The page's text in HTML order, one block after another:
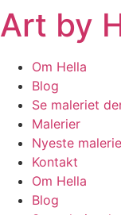
Videre
til
Art by
Om Hella
Blog
Se maleriet
Malerier
Nyeste
Kontakt
Om Hella
Blog